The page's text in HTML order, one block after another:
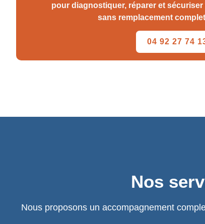
pour diagnostiquer, réparer et
sans remplacement
04 92 27 74
Nos
Nous proposons un accompagnement